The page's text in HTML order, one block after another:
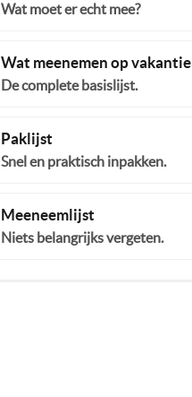
Wat moet er echt mee?
Wat meenemen op vakantie
De complete basislijst.
Paklijst
Snel en praktisch inpakken.
Meeneemlijst
Niets belangrijks vergeten.